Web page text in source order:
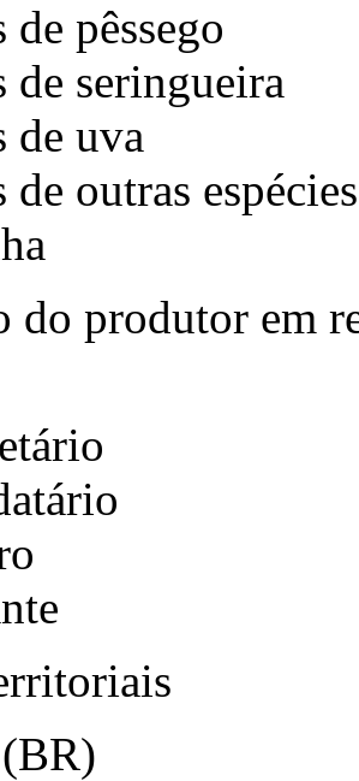
de pêssego
de seringueira
de uva
de outras espécies
do produtor em